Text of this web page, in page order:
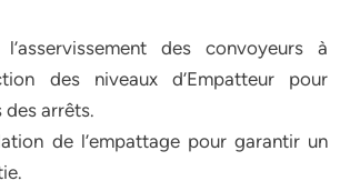
des convoyeurs à
des niveaux d’Empatteur pour
des arrêts.
de l’empattage pour garantir un